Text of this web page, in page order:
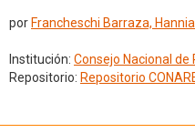
por Francheschi Barraza, Hannia
Institución: Consejo Nacional de
Repositorio: Repositorio